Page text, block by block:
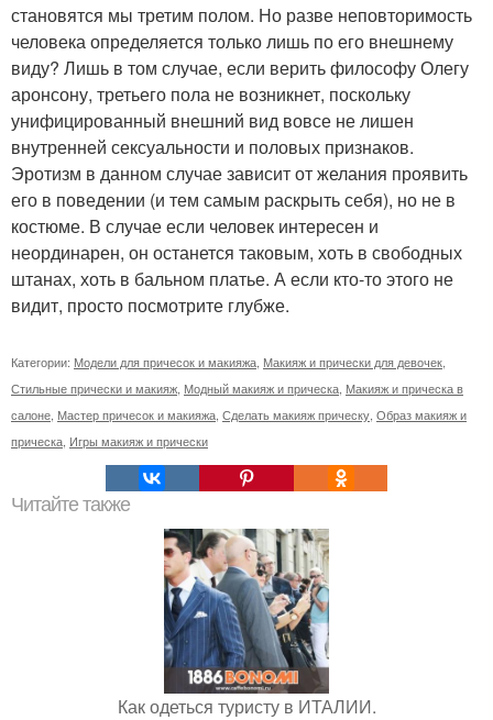
становятся мы третим полом. Но разве неповторимость
человека определяется только лишь по его внешнему
виду? Лишь в том случае, если верить философу Олегу
аронсону, третьего пола не возникнет, поскольку
унифицированный внешний вид вовсе не лишен
внутренней сексуальности и половых признаков.
Эротизм в данном случае зависит от желания проявить
его в поведении (и тем самым раскрыть себя), но не в
костюме. В случае если человек интересен и
неординарен, он останется таковым, хоть в свободных
штанах, хоть в бальном платье. А если кто-то этого не
видит, просто посмотрите глубже.
Категории: Модели для причесок и макияжа Макияж и прически для девочек
Стильные прически и макияж Модный макияж и прическа Макияж и прическа в
салоне Мастер причесок и макияжа Сделать макияж прическу Образ макияж и
прическа Игры макияж и прически
Читайте также
Как одеться туристу в ИТАЛИИ.